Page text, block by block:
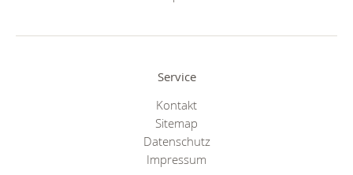
Service
Kontakt
Sitemap
Datenschutz
Impressum